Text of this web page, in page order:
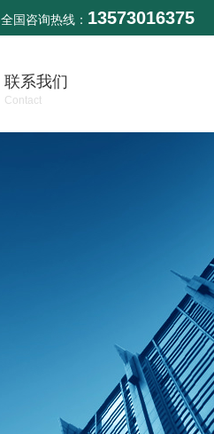
全国咨询热线： 13573016375
联系我们
Contact